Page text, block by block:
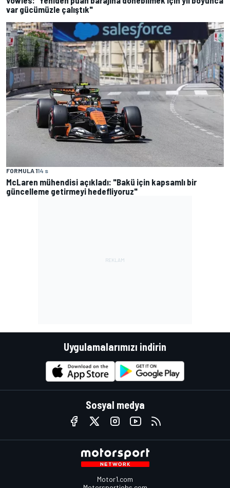
var gücümüzle çalıştık"
FORMULA 114 s
McLaren mühendisi açıkladı: "Bakü için kapsamlı bir
güncelleme getirmeyi hedefliyoruz"
Uygulamalarımızı indirin
Sosyal medya
Motor1.com